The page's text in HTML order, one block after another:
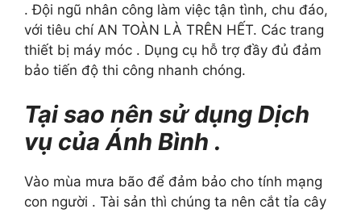
. Đội ngũ nhân công làm việc tận tình, chu đáo,
với tiêu chí AN TOÀN LÀ TRÊN HẾT. Các trang
thiết bị máy móc . Dụng cụ hỗ trợ đầy đủ đảm
bảo tiến độ thi công nhanh chóng.
Tại sao nên sử dụng Dịch
vụ của Ánh Bình .
Vào mùa mưa bão để đảm bảo cho tính mạng
con người . Tài sản thì chúng ta nên cắt tỉa cây